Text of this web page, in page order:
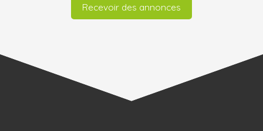
Recevoir des annonces